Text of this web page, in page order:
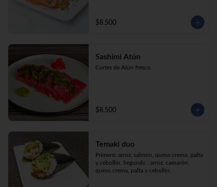
$8.500
Sashimi Atún
Cortes de Atún fresco.
$8.500
Temaki duo
Primero: arroz, salmón, queso crema, palta
y cebollín. Segundo : arroz, camarón,
queso crema, palta y cebollín.